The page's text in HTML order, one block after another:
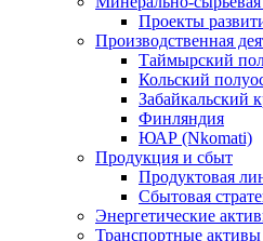
Проекты
Производственная
Таймырский
Кольский
Забайкальский
Финляндия
ЮАР (Nkomati)
Продукция и сбыт
Продуктовая
Сбытовая
Энергетические
Транспортные активы